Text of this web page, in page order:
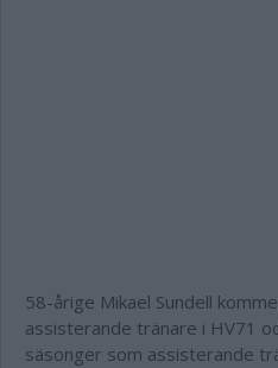
58-årige Mikael Sundell
assisterande tränare i HV71
säsonger som assisterande